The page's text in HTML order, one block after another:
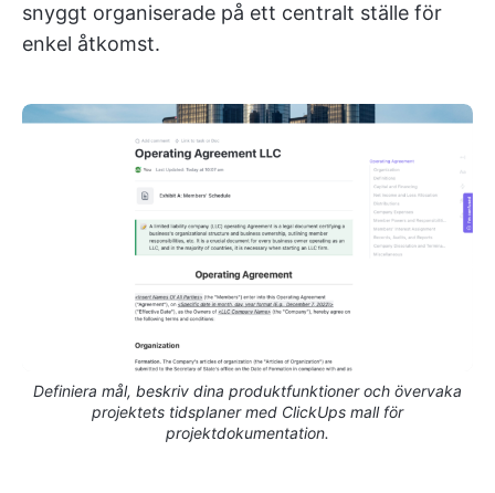
snyggt organiserade på ett centralt ställe för
enkel åtkomst.
Definiera mål, beskriv dina produktfunktioner och övervaka
projektets tidsplaner med ClickUps mall för
projektdokumentation.